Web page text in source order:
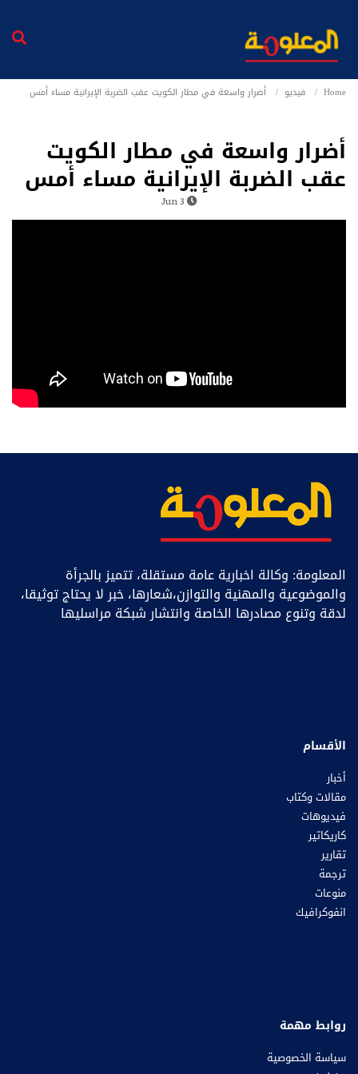
Home فيديو أضرار واسعة في مطار الكويت عقب الضربة الإيرانية مساء أمس
أضرار واسعة في مطار الكويت
عقب الضربة الإيرانية مساء أمس
المعلومة: وكالة اخبارية عامة مستقلة، تتميز بالجرأة
والموضوعية والمهنية والتوازن،شعارها، خبر ﻻ يحتاج توثيقا،
لدقة وتنوع مصادرها الخاصة وانتشار شبكة مراسليها
الأقسام
أخبار
مقالات وكتاب
فيديوهات
كاريكاتير
تقارير
ترجمة
منوعات
انفوكرافيك
روابط مهمة
سياسة الخصوصية